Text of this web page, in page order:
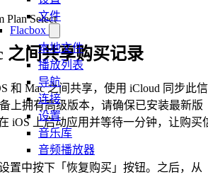
文件
Flacbox
本地文件
播放列表
导航
连接
设置
音乐库
音频播放器
Plan Select
之间共享购买记录
和 Mac 之间共享，使用 iCloud 同步此信
上拥有高级版本，请确保已安装最新版
iOS 上启动应用并等待一分钟，让购买
置中按下「恢复购买」按钮。之后，从